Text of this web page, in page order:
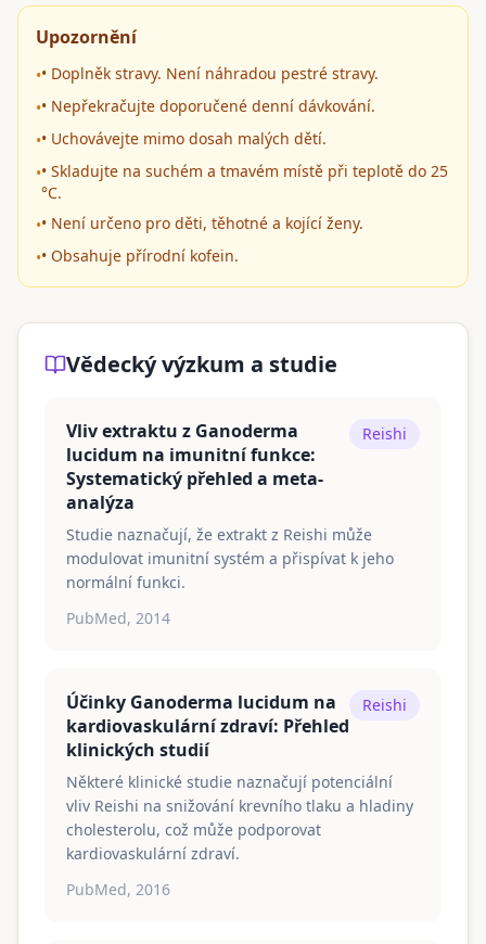
Upozornění
•• Doplněk stravy. Není náhradou pestré stravy.
•• Nepřekračujte doporučené denní dávkování.
•• Uchovávejte mimo dosah malých dětí.
•• Skladujte na suchém a tmavém místě při teplotě do 25
°C.
•• Není určeno pro děti, těhotné a kojící ženy.
•• Obsahuje přírodní kofein.
Vědecký výzkum a studie
Vliv extraktu z Ganoderma
lucidum na imunitní funkce:
Systematický přehled a meta-
analýza
Reishi
Studie naznačují, že extrakt z Reishi může
modulovat imunitní systém a přispívat k jeho
normální funkci.
PubMed, 2014
Účinky Ganoderma lucidum na
kardiovaskulární zdraví: Přehled
klinických studií
Reishi
Některé klinické studie naznačují potenciální
vliv Reishi na snižování krevního tlaku a hladiny
cholesterolu, což může podporovat
kardiovaskulární zdraví.
PubMed, 2016